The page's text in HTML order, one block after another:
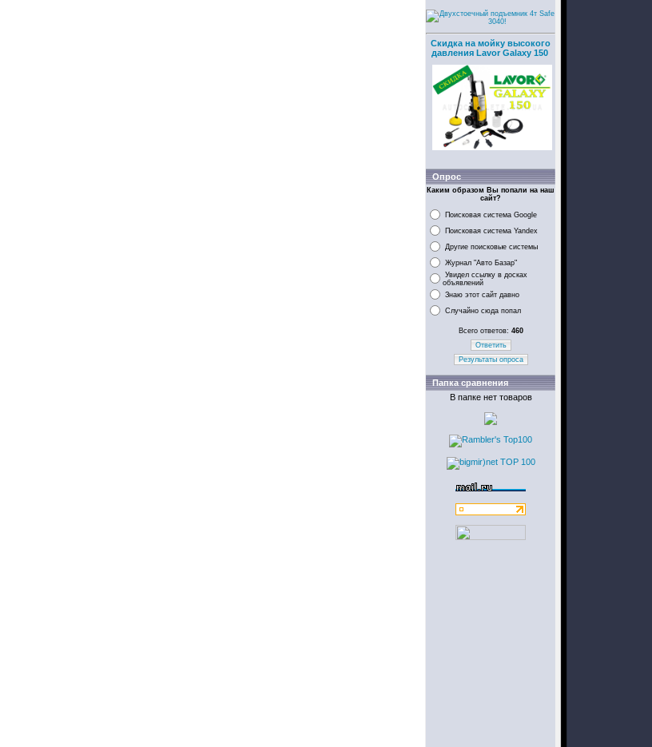
Скидка на мойку высокого
давления Lavor Galaxy 150
Опрос
Каким образом Вы попали на наш
сайт?
Поисковая система Google
Поисковая система Yandex
Другие поисковые системы
Журнал "Авто Базар"
Увидел ссылку в досках
объявлений
Знаю этот сайт давно
Случайно сюда попал
Всего ответов: 460
Ответить
Результаты опроса
Папка сравнения
В папке нет товаров